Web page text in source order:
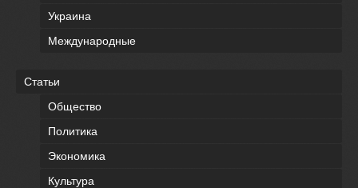
Украина
Международные
Статьи
Общество
Политика
Экономика
Культура